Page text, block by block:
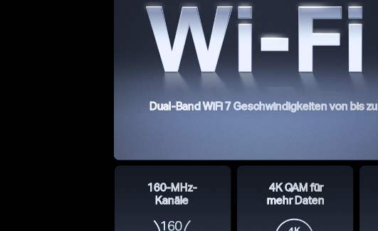
Dual-Band WiFi 7 Geschwindigkeiten von bis zu
160-MHz-
Kanäle
4K QAM für
mehr Daten